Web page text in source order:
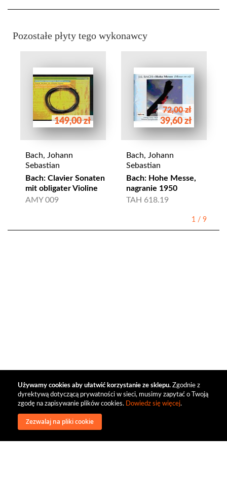
Używamy cookies aby ułatwić korzystanie ze sklepu. Zgodnie z
dyrektywą dotyczącą prywatności w sieci, musimy zapytać o Twoją
zgodę na zapisywanie plików cookies. Dowiedz się więcej.
Zezwalaj na pliki cookie
Pozostałe płyty tego wykonawcy
149,00 zł
Bach, Johann
Sebastian
Bach: Clavier Sonaten
mit obligater Violine
AMY 009
72,00 zł
39,60 zł
Bach, Johann
Sebastian
Bach: Hohe Messe,
nagranie 1950
TAH 618.19
1 / 9